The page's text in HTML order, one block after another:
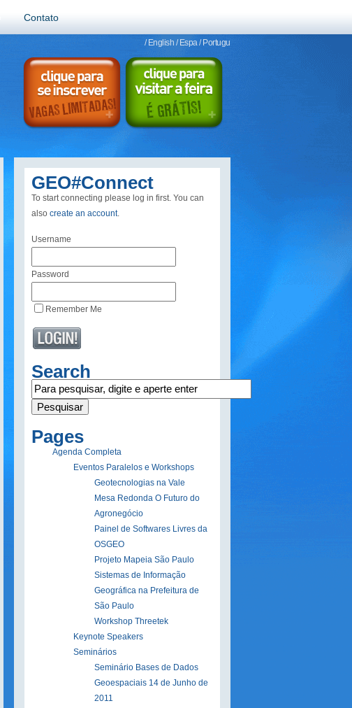
Contato
/ English / Espa/ Portugu
GEO#Connect
To start connecting please log in first. You can
also create an account.
Username
Password
Remember Me
Search
Pages
Agenda Completa
Eventos Paralelos e Workshops
Geotecnologias na Vale
Mesa Redonda O Futuro do
Agronegócio
Painel de Softwares Livres da
OSGEO
Projeto Mapeia São Paulo
Sistemas de Informação
Geográfica na Prefeitura de
São Paulo
Workshop Threetek
Keynote Speakers
Seminários
Seminário Bases de Dados
Geoespaciais 14 de Junho de
2011